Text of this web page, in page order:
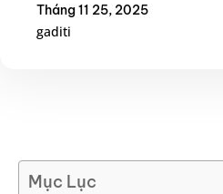
Tháng 11 25, 2025
gaditi
Mục Lục